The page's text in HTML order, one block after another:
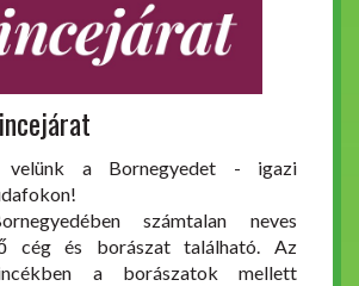
velünk a Bornegyedet - igazi
számtalan neves
cég és borászat található. Az
a borászatok mellett